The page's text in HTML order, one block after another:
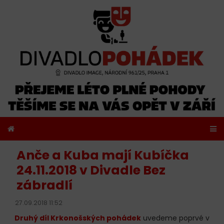
Anče a Kuba mají Kubíčka
24.11.2018 v Divadle Bez
zábradlí
27.09.2018 11:52
Druhý díl Krkonošských pohádek uvedeme poprvé v